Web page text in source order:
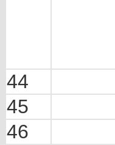
44
45
46